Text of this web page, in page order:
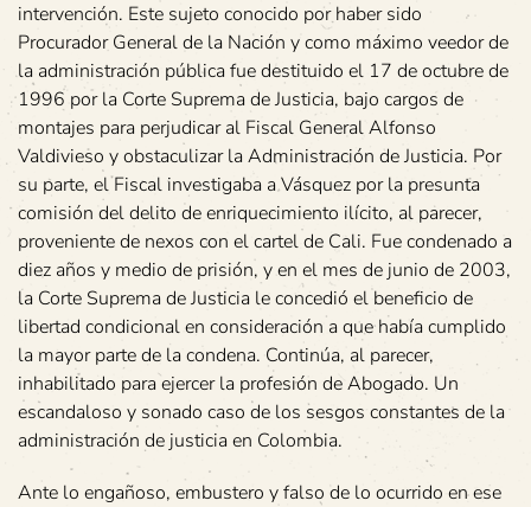
intervención. Este sujeto conocido por haber sido
Procurador General de la Nación y como máximo veedor de
la administración pública fue destituido el 17 de octubre de
1996 por la Corte Suprema de Justicia, bajo cargos de
montajes para perjudicar al Fiscal General Alfonso
Valdivieso y obstaculizar la Administración de Justicia. Por
su parte, el Fiscal investigaba a Vásquez por la presunta
comisión del delito de enriquecimiento ilícito, al parecer,
proveniente de nexos con el cartel de Cali. Fue condenado a
diez años y medio de prisión, y en el mes de junio de 2003,
la Corte Suprema de Justicia le concedió el beneficio de
libertad condicional en consideración a que había cumplido
la mayor parte de la condena. Continúa, al parecer,
inhabilitado para ejercer la profesión de Abogado. Un
escandaloso y sonado caso de los sesgos constantes de la
administración de justicia en Colombia.
Ante lo engañoso, embustero y falso de lo ocurrido en ese